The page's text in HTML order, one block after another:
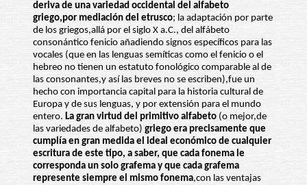
deriva de una variedad occidental del alfabeto
griego,por mediación del etrusco; la adaptación por parte
de los griegos,allá por el siglo X a.C., del alfábeto
consonántico fenicio añadiendo signos específicos para las
vocales (que en las lenguas semíticas como el fenicio o el
hebreo no tienen un estatuto fonológico comparable al de
las consonantes,y así las breves no se escriben),fue un
hecho con importancia capital para la historia cultural de
Europa y de sus lenguas, y por extensión para el mundo
entero. La gran virtud del primitivo alfabeto (o mejor,de
las variedades de alfabeto) griego era precisamente que
cumplía en gran medida el ideal económico de cualquier
escritura de este tipo, a saber, que cada fonema le
corresponda un solo grafema y que cada grafema
represente siempre el mismo fonema,con las ventajas